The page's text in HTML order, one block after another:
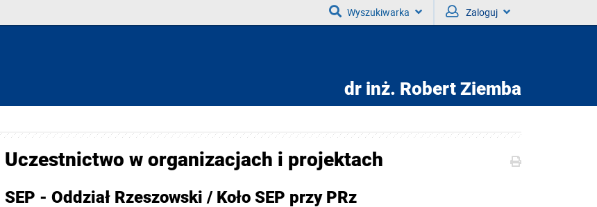
Wyszukiwarka Zaloguj
dr inż. Robert Ziemba
Uczestnictwo w organizacjach i projektach
SEP - Oddział Rzeszowski / Koło SEP przy PRz